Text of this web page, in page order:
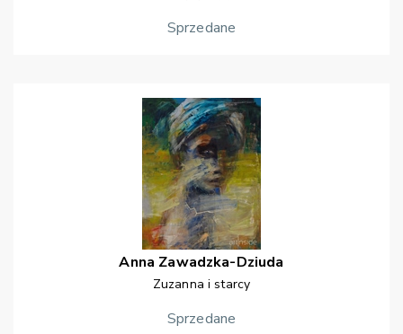
Sprzedane
Anna Zawadzka-Dziuda
Zuzanna i starcy
Sprzedane